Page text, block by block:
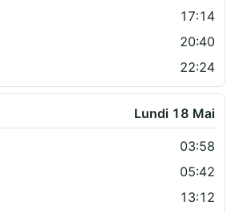
17:14
20:40
22:24
Lundi 18 Mai
03:58
05:42
13:12